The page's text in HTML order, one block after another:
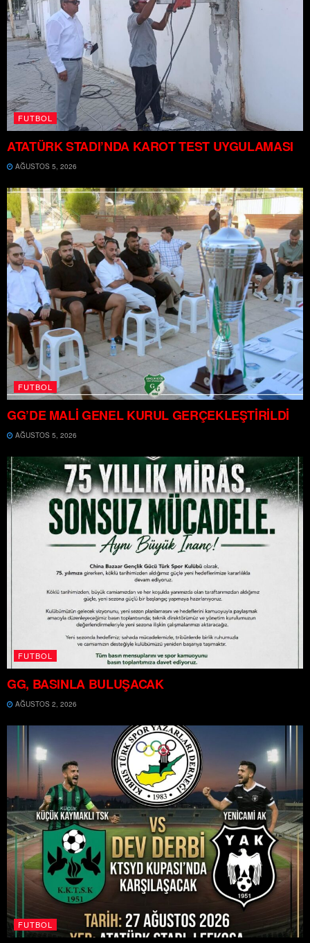
FUTBOL
ATATÜRK STADI’NDA KAROT TEST UYGULAMASI
AĞUSTOS 5, 2026
FUTBOL
GG’DE MALİ GENEL KURUL GERÇEKLEŞTİRİLDİ
AĞUSTOS 5, 2026
FUTBOL
GG, BASINLA BULUŞACAK
AĞUSTOS 2, 2026
FUTBOL